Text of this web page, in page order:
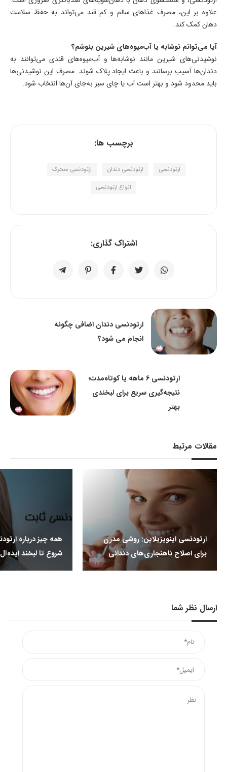
علاوه بر این، مصرف غذاهای سالم و کم قند می‌تواند به حفظ سلامت
دهان کمک کند.
آیا می‌توانم نوشابه یا آب‌میوه‌های شیرین بنوشم؟
نوشیدنی‌های شیرین مانند نوشابه‌ها و آب‌میوه‌های قندی می‌توانند به
دندان‌ها آسیب برسانند و باعث ایجاد پلاک شوند. مصرف این نوشیدنی‌ها
باید محدود شود و بهتر است آب یا چای سبز به‌جای آن‌ها انتخاب شود.
برچسب ها:
ارتودنسی ارتودنسی دندان ارتودنسی متحرک
انواع ارتودنسی
اشتراک گذاری:
ارتودنسی دندان اضافی چگونه
انجام می شود؟
ارتودنسی 6 ماهه یا کوتاه‌مدت؛
نتیجه‌گیری سریع برای لبخندی
بهتر
مقالات مرتبط
ارتودنسی اینویزیلاین: روشی مدرن
برای اصلاح ناهنجاری‌های دندانی
همه چیز درباره
شروع تا لبخند ایده‌آل
ارسال نظر شما